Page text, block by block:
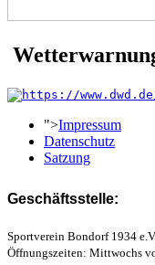
">Impressum
Datenschutz
Satzung
Geschäftsstelle:
Sportverein Bondorf 1934
Öffnungszeiten: Mittwochs